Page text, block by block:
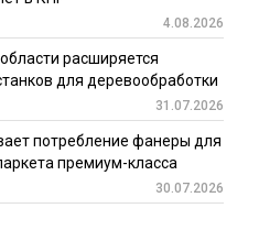
4.08.2026
расширяется
для деревообработки
31.07.2026
потребление фанеры для
премиум-класса
30.07.2026